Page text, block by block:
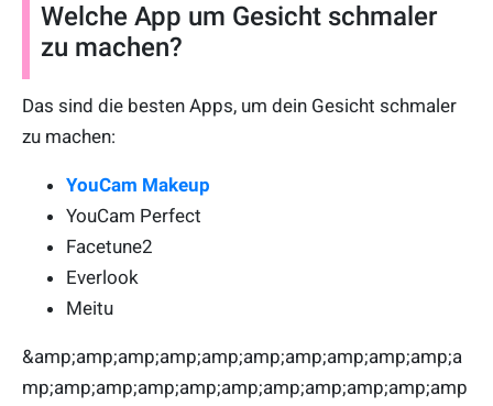
Welche App um Gesicht schmaler
zu machen?
Das sind die besten Apps, um dein Gesicht schmaler
zu machen:
YouCam Makeup
YouCam Perfect
Facetune2
Everlook
Meitu
&amp;amp;amp;amp;amp;amp;amp;amp;amp;amp;a
mp;amp;amp;amp;amp;amp;amp;amp;amp;amp;amp